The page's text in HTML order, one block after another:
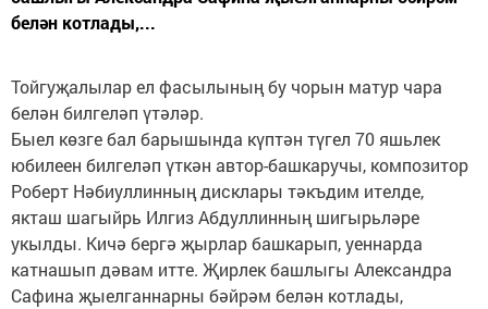
белән котлады,...
Тойгуҗалылар ел фасылының бу чорын матур чара
белән билгеләп үтәләр.
Быел көзге бал барышында күптән түгел 70 яшьлек
юбилеен билгеләп үткән автор-башкаручы, композитор
Роберт Нәбиуллинның дисклары тәкъдим ителде,
якташ шагыйрь Илгиз Абдуллинның шигырьләре
укылды. Кичә бергә җырлар башкарып, уеннарда
катнашып дәвам итте. Җирлек башлыгы Александра
Сафина җыелганнарны бәйрәм белән котлады,